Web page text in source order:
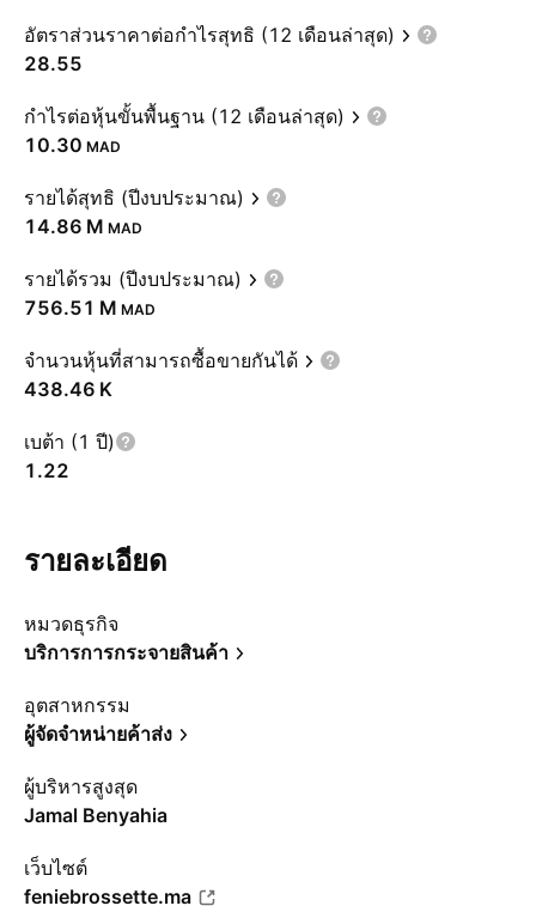
อัตราส่วนราคาต่อกำไรสุทธิ (12 เดือนล่าสุด)
28.55
กำไรต่อหุ้นขั้นพื้นฐาน (12 เดือนล่าสุด)
10.30 MAD
รายได้สุทธิ (ปีงบประมาณ)
‪14.86 M‬ MAD
รายได้รวม (ปีงบประมาณ)
‪756.51 M‬ MAD
จำนวนหุ้นที่สามารถซื้อขายกันได้
‪438.46 K‬
เบต้า (1 ปี)
1.22
รายละเอียด
หมวดธุรกิจ
บริการการกระจายสินค้า
อุตสาหกรรม
ผู้จัดจำหน่ายค้าส่ง
ผู้บริหารสูงสุด
Jamal Benyahia
เว็บไซต์
feniebrossette.ma